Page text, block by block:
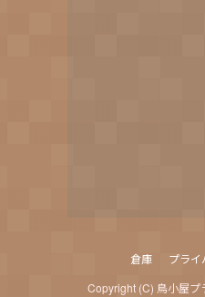
倉庫
プライ
Copyright (C) 鳥小屋プ